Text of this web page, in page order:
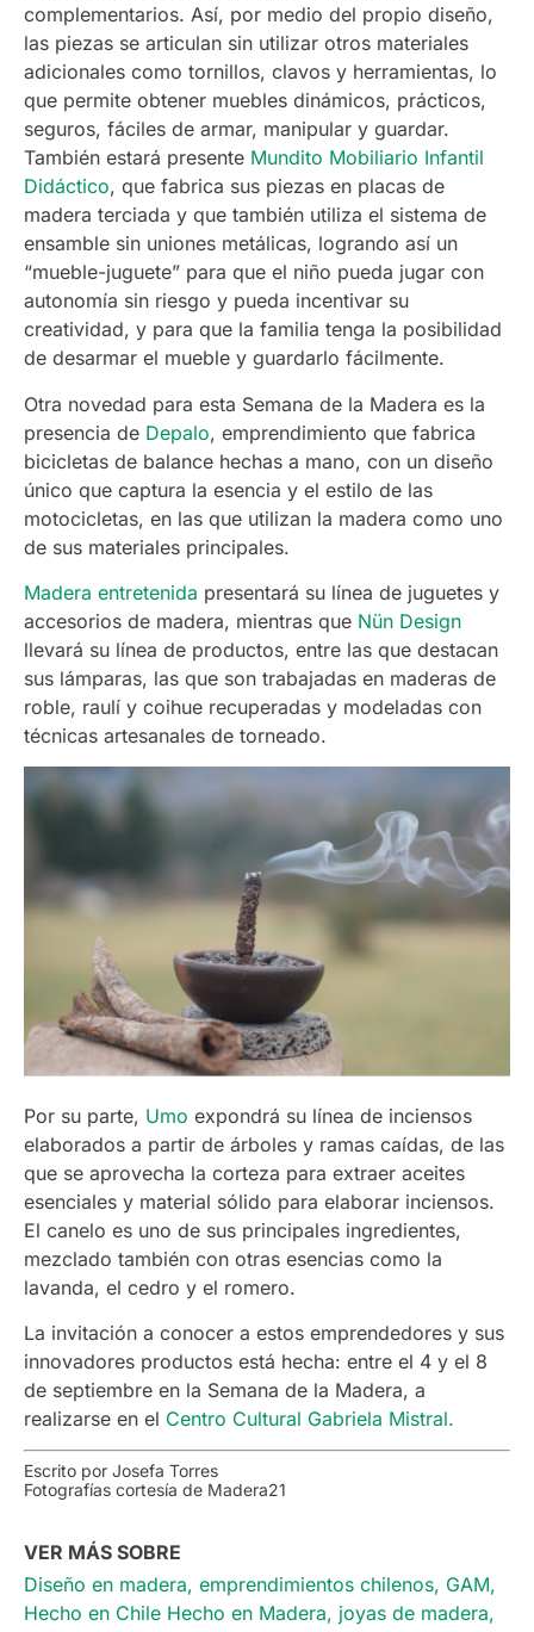
complementarios. Así, por medio del propio diseño,
las piezas se articulan sin utilizar otros materiales
adicionales como tornillos, clavos y herramientas, lo
que permite obtener muebles dinámicos, prácticos,
seguros, fáciles de armar, manipular y guardar.
También estará presente Mundito Mobiliario Infantil
Didáctico, que fabrica sus piezas en placas de
madera terciada y que también utiliza el sistema de
ensamble sin uniones metálicas, logrando así un
“mueble-juguete” para que el niño pueda jugar con
autonomía sin riesgo y pueda incentivar su
creatividad, y para que la familia tenga la posibilidad
de desarmar el mueble y guardarlo fácilmente.
Otra novedad para esta Semana de la Madera es la
presencia de Depalo, emprendimiento que fabrica
bicicletas de balance hechas a mano, con un diseño
único que captura la esencia y el estilo de las
motocicletas, en las que utilizan la madera como uno
de sus materiales principales.
Madera entretenida presentará su línea de juguetes y
accesorios de madera, mientras que Nün Design
llevará su línea de productos, entre las que destacan
sus lámparas, las que son trabajadas en maderas de
roble, raulí y coihue recuperadas y modeladas con
técnicas artesanales de torneado.
Por su parte, Umo expondrá su línea de inciensos
elaborados a partir de árboles y ramas caídas, de las
que se aprovecha la corteza para extraer aceites
esenciales y material sólido para elaborar inciensos.
El canelo es uno de sus principales ingredientes,
mezclado también con otras esencias como la
lavanda, el cedro y el romero.
La invitación a conocer a estos emprendedores y sus
innovadores productos está hecha: entre el 4 y el 8
de septiembre en la Semana de la Madera, a
realizarse en el Centro Cultural Gabriela Mistral.
Escrito por Josefa Torres
Fotografías cortesía de Madera21
VER MÁS SOBRE
Diseño en madera, emprendimientos chilenos, GAM,
Hecho en Chile Hecho en Madera, joyas de madera,